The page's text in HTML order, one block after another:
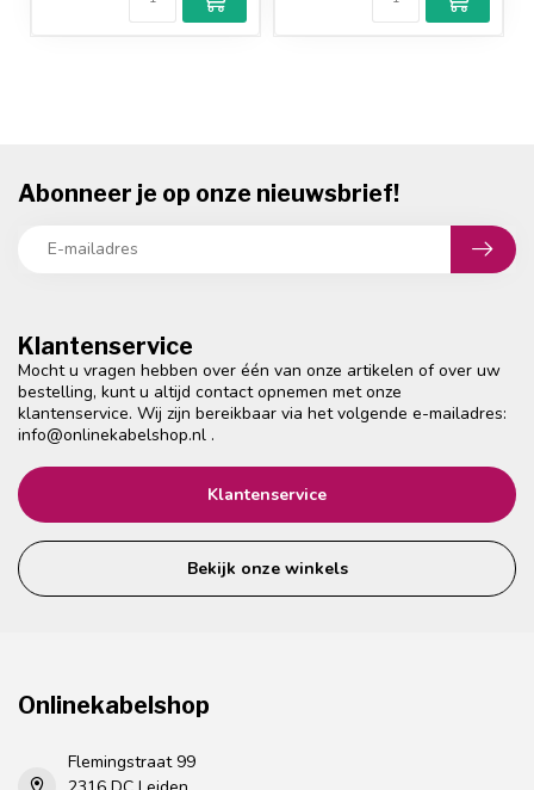
Klantenservice
Mocht u vragen hebben over één van onze artikelen of over uw
bestelling, kunt u altijd contact opnemen met onze
klantenservice. Wij zijn bereikbaar via het volgende e-mailadres:
info@onlinekabelshop.nl .
Klantenservice
Bekijk onze winkels
Abonneer je op onze nieuwsbrief!
Onlinekabelshop
Flemingstraat 99